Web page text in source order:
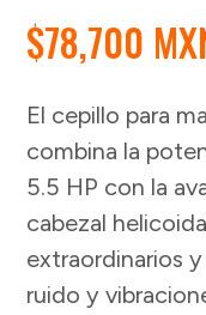
$78,700
El cepillo para
combina la
5.5 HP con la
cabezal
extraordinarios
ruido y